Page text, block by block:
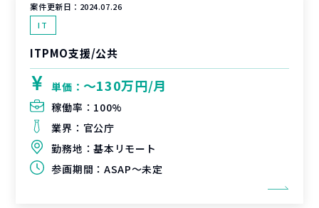
案件更新日： 2024.07.26
IT
ITPMO支援/公共
単価： 〜130万円/月
稼働率： 100%
業界： 官公庁
勤務地：基本リモート
参画期間： ASAP～未定